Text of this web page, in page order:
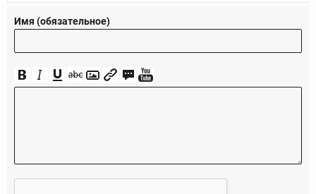
Имя (обязательное)